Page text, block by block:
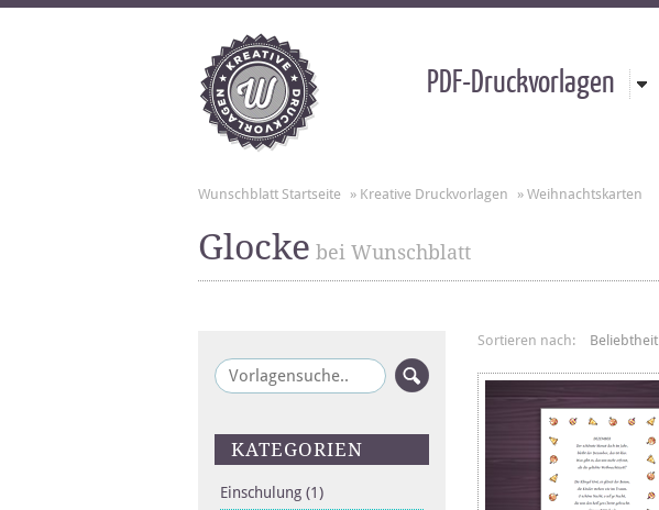
PDF-Druckvorlagen
Wunschblatt Startseite » Kreative Druckvorlagen » Weihnachtskarten
Glocke bei Wunschblatt
KATEGORIEN
Einschulung (1)
Sortieren nach: Beliebtheit